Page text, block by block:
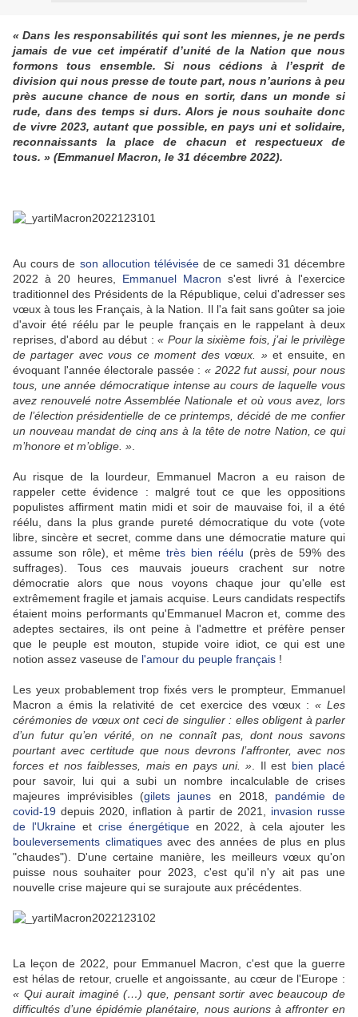
« Dans les responsabilités qui sont les miennes, je ne perds
jamais de vue cet impératif d’unité de la Nation que nous
formons tous ensemble. Si nous cédions à l’esprit de
division qui nous presse de toute part, nous n’aurions à peu
près aucune chance de nous en sortir, dans un monde si
rude, dans des temps si durs. Alors je nous souhaite donc
de vivre 2023, autant que possible, en pays uni et solidaire,
reconnaissants la place de chacun et respectueux de
tous. » (Emmanuel Macron, le 31 décembre 2022).
Au cours de son allocution télévisée de ce samedi 31 décembre
2022 à 20 heures, Emmanuel Macron s'est livré à l'exercice
traditionnel des Présidents de la République, celui d'adresser ses
vœux à tous les Français, à la Nation. Il l'a fait sans goûter sa joie
d'avoir été réélu par le peuple français en le rappelant à deux
reprises, d'abord au début :« Pour la sixième fois, j’ai le privilège
de partager avec vous ce moment des vœux. »et ensuite, en
évoquant l'année électorale passée : « 2022 fut aussi, pour nous
tous, une année démocratique intense au cours de laquelle vous
avez renouvelé notre Assemblée Nationale et où vous avez, lors
de l’élection présidentielle de ce printemps, décidé de me confier
un nouveau mandat de cinq ans à la tête de notre Nation, ce qui
m’honore et m’oblige. »
Au risque de la lourdeur, Emmanuel Macron a eu raison de
rappeler cette évidence : malgré tout ce que les oppositions
populistes affirment matin midi et soir de mauvaise foi, il a été
réélu, dans la plus grande pureté démocratique du vote (vote
libre, sincère et secret, comme dans une démocratie mature qui
assume son rôle), et mêmetrès bien réélu (près de 59% des
suffrages). Tous ces mauvais joueurs crachent sur notre
démocratie alors que nous voyons chaque jour qu'elle est
extrêmement fragile et jamais acquise. Leurs candidats respectifs
étaient moins performants qu'Emmanuel Macron et, comme des
adeptes sectaires, ils ont peine à l'admettre et préfère penser
que le peuple est mouton, stupide voire idiot, ce qui est une
notion assez vaseuse de l'amour du peuple français !
Les yeux probablement trop fixés vers le prompteur, Emmanuel
Macron a émis la relativité de cet exercice des vœux : « Les
cérémonies de vœux ont ceci de singulier : elles obligent à parler
d’un futur qu’en vérité, on ne connaît pas, dont nous savons
pourtant avec certitude que nous devrons l’affronter, avec nos
forces et nos faiblesses, mais en pays uni. » . Il est bien placé
pour savoir, lui qui a subi un nombre incalculable de crises
majeures imprévisibles (gilets jaunes en 2018, pandémie de
covid-19 depuis 2020, inflation à partir de 2021, invasion russe
de l'Ukraineet crise énergétiqueen 2022, à cela ajouter les
bouleversements climatiquesavec des années de plus en plus
"chaudes"). D'une certaine manière, les meilleurs vœux qu'on
puisse nous souhaiter pour 2023, c'est qu'il n'y ait pas une
nouvelle crise majeure qui se surajoute aux précédentes.
La leçon de 2022, pour Emmanuel Macron, c'est que la guerre
est hélas de retour, cruelle et angoissante, au cœur de l'Europe :
« Qui aurait imaginé (…) que, pensant sortir avec beaucoup de
difficultés d’une épidémie planétaire, nous aurions à affronter en